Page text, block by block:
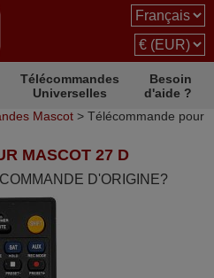
Télécommandes
Universelles
Besoin
d'aide ?
Mascot > Télécommande pour
MASCOT 27 D
D'ORIGINE?